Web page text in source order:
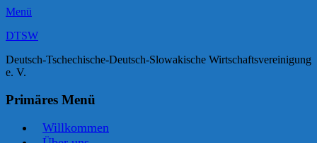
Menü
DTSW
Deutsch-Tschechische-Deutsch-Slowakische Wirtschaftsvereinigung
e. V.
Facebook
Twitter
LinkedIn
YouTube
Verknüpfung
Primäres Menü
Zum
Inhalt
Willkommen